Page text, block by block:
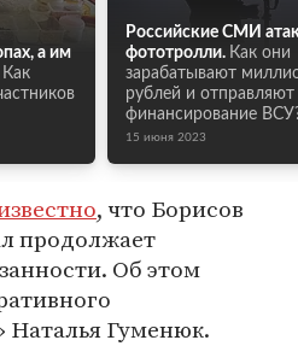
а им
Как
Российские СМИ
фототролли. Как они
зарабатывают
рублей и отправляют
финансирование
15 июня 2023
, что Борисов
продолжает
Об этом
Гуменюк.